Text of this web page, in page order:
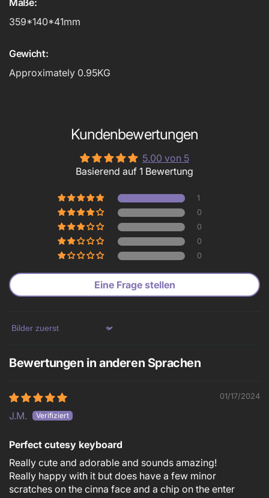
Maße:
359*140*41mm
Gewicht:
Approximately 0.95KG
Kundenbewertungen
5.00 von 5
Basierend auf 1 Bewertung
1
0
0
0
0
Eine Frage stellen
Sort by
Bewertungen in anderen Sprachen
01/17/2024
J.M.
Perfect cutesy keyboard
Really cute and adorable and sounds amazing!
Really happy with it but does have a few minor
scratches on the cinna face and a chip on the enter